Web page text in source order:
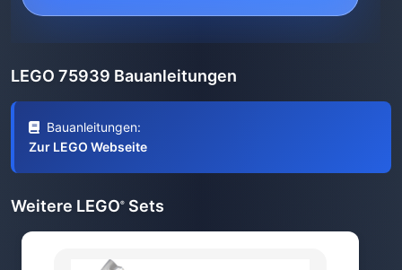
LEGO 75939 Bauanleitungen
Bauanleitungen:
Zur LEGO Webseite
Weitere LEGO® Sets